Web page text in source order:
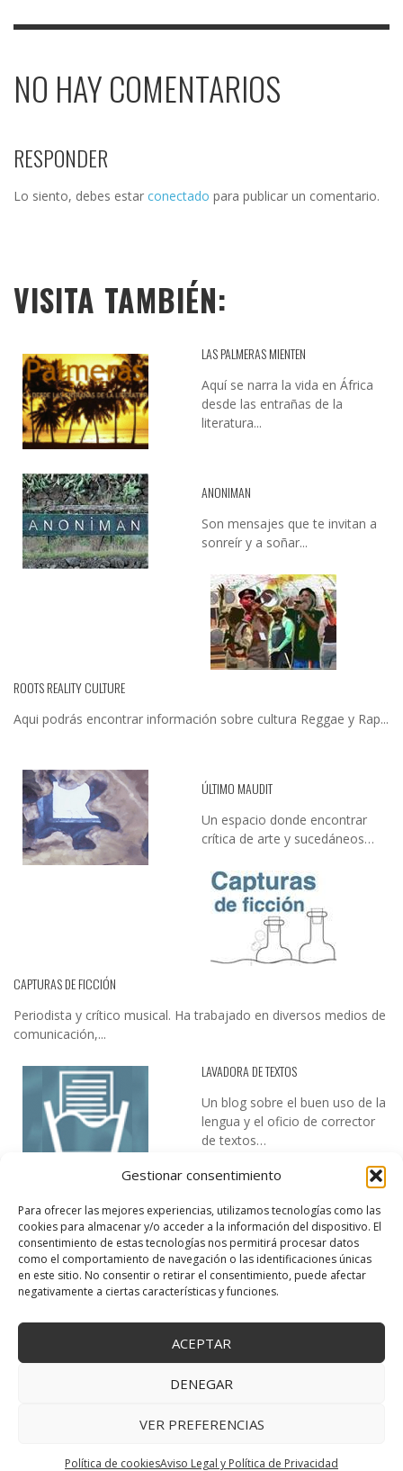
Gestionar consentimiento
Para ofrecer las mejores experiencias, utilizamos tecnologías como las
cookies para almacenar y/o acceder a la información del dispositivo. El
consentimiento de estas tecnologías nos permitirá procesar datos
como el comportamiento de navegación o las identificaciones únicas
en este sitio. No consentir o retirar el consentimiento, puede afectar
negativamente a ciertas características y funciones.
ACEPTAR
DENEGAR
VER PREFERENCIAS
Política de cookiesAviso Legal y Política de Privacidad
NO HAY COMENTARIOS
RESPONDER
Lo siento, debes estar conectado para publicar un comentario.
VISITA TAMBIÉN:
LAS PALMERAS MIENTEN
Aquí se narra la vida en África
desde las entrañas de la
literatura...
ANONIMAN
Son mensajes que te invitan a
sonreír y a soñar...
ROOTS REALITY CULTURE
Aqui podrás encontrar información sobre cultura Reggae y Rap...
ÚLTIMO MAUDIT
Un espacio donde encontrar
crítica de arte y sucedáneos…
CAPTURAS DE FICCIÓN
Periodista y crítico musical. Ha trabajado en diversos medios de
comunicación,...
LAVADORA DE TEXTOS
Un blog sobre el buen uso de la
lengua y el oficio de corrector
de textos…
DESIREE MARTÍN
↑ Volver arriba